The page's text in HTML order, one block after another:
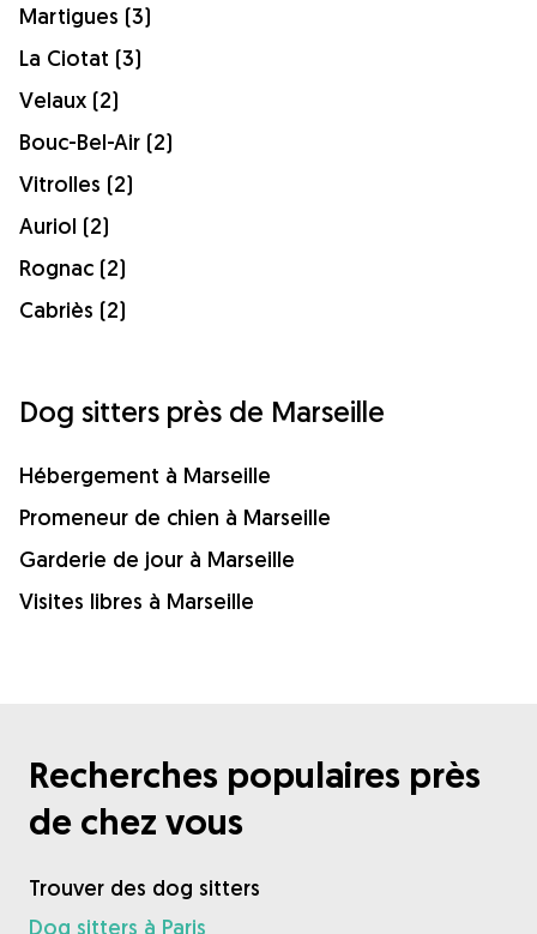
Martigues (3)
La Ciotat (3)
Velaux (2)
Bouc-Bel-Air (2)
Vitrolles (2)
Auriol (2)
Rognac (2)
Cabriès (2)
Dog sitters près de Marseille
Hébergement à Marseille
Promeneur de chien à Marseille
Garderie de jour à Marseille
Visites libres à Marseille
Recherches populaires près
de chez vous
Trouver des dog sitters
Dog sitters à Paris